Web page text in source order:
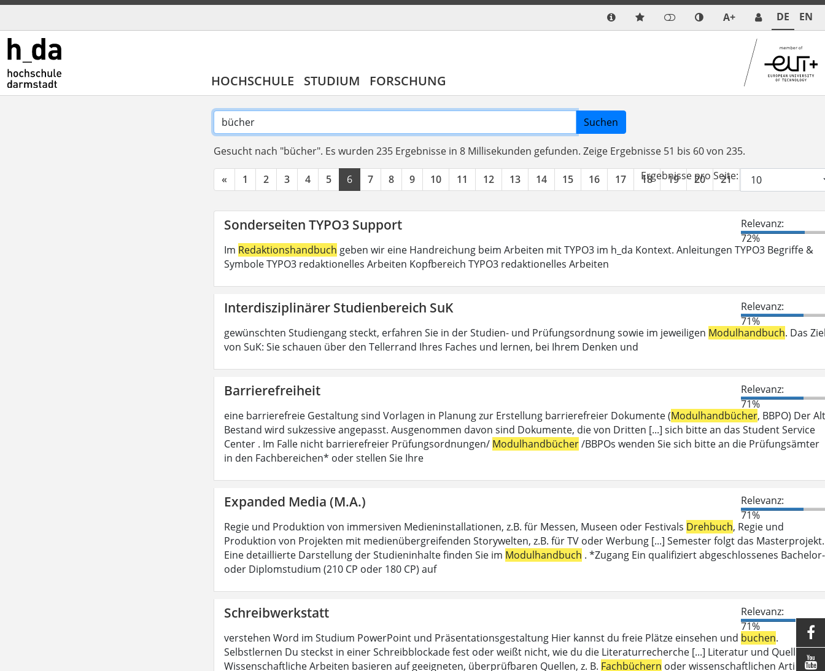
A+ DE EN
HOCHSCHULE STUDIUM FORSCHUNG
Suchen
Gesucht nach "bücher". Es wurden 235 Ergebnisse in 8 Millisekunden gefunden. Zeige Ergebnisse 51 bis 60 von 235.
« 1 2 3 4 5 6 7 8 9 10 11 12 13 14 15 16 17 18 19 20 21 22
Ergebnisse pro Seite:
Sonderseiten TYPO3 Support
Relevanz:
72%
Im Redaktionshandbuch geben wir eine Handreichung beim Arbeiten mit TYPO3 im h_da Kontext. Anleitungen TYPO3 Begriffe &
Symbole TYPO3 redaktionelles Arbeiten Kopfbereich TYPO3 redaktionelles Arbeiten
Interdisziplinärer Studienbereich SuK
Relevanz:
71%
gewünschten Studiengang steckt, erfahren Sie in der Studien- und Prüfungsordnung sowie im jeweiligen Modulhandbuch. Das
von SuK: Sie schauen über den Tellerrand Ihres Faches und lernen, bei Ihrem Denken und
Barrierefreiheit
Relevanz:
71%
eine barrierefreie Gestaltung sind Vorlagen in Planung zur Erstellung barrierefreier Dokumente (Modulhandbücher, BBPO) Der
Bestand wird sukzessive angepasst. Ausgenommen davon sind Dokumente, die von Dritten [...] sich bitte an das Student Service
Center . Im Falle nicht barrierefreier Prüfungsordnungen/ Modulhandbücher/BBPOs wenden Sie sich bitte an die Prüfungsämter
in den Fachbereichen* oder stellen Sie Ihre
Expanded Media (M.A.)
Relevanz:
71%
Regie und Produktion von immersiven Medieninstallationen, z.B. für Messen, Museen oder Festivals Drehbuch, Regie und
Produktion von Projekten mit medienübergreifenden Storywelten, z.B. für TV oder Werbung [...] Semester folgt das Masterprojekt.
Eine detaillierte Darstellung der Studieninhalte finden Sie im Modulhandbuch . *Zugang Ein qualifiziert abgeschlossenes Bachelor-
oder Diplomstudium (210 CP oder 180 CP) auf
Schreibwerkstatt
Relevanz:
71%
verstehen Word im Studium PowerPoint und Präsentationsgestaltung Hier kannst du freie Plätze einsehen und buchen.
Selbstlernen Du steckst in einer Schreibblockade fest oder weißt nicht, wie du die Literaturrecherche [...] Literatur und Quellen
Wissenschaftliche Arbeiten basieren auf geeigneten, überprüfbaren Quellen, z. B. Fachbüchern oder wissenschaftlichen Artikeln.

